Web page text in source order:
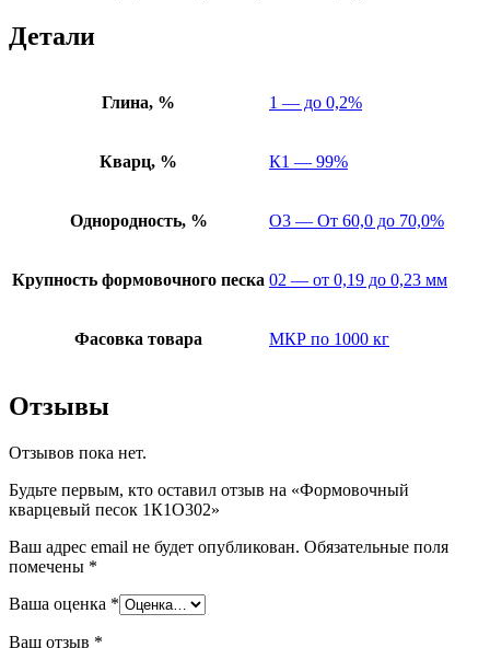
Детали
Глина, % 1 — до 0,2%
Кварц, % К1 — 99%
Однородность, % О3 — От 60,0 до 70,0%
Крупность формовочного песка 02 — от 0,19 до 0,23 мм
Фасовка товара МКР по 1000 кг
Отзывы
Отзывов пока нет.
Будьте первым, кто оставил отзыв на «Формовочный
кварцевый песок 1К1О302»
Ваш адрес email не будет опубликован. Обязательные поля
помечены *
Ваша оценка *
Ваш отзыв *